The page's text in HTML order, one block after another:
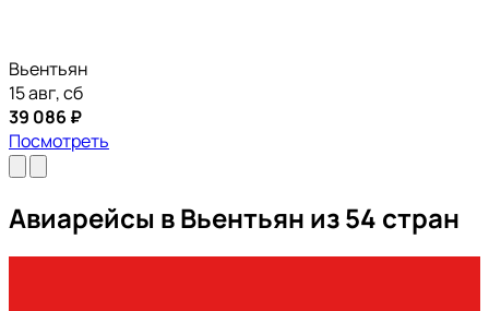
Вьентьян
15 авг, сб
39 086 ₽
Посмотреть
Авиарейсы в Вьентьян из 54 стран